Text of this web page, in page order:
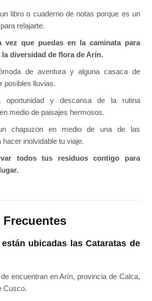
libro o cuaderno de notas porque es un
relajarte.
vez que puedas en la caminata para
diversidad de flora de Arín.
de aventura y alguna casaca de
posibles lluvias.
oportunidad y descansa de la rutina
medio de paisajes hermosos.
chapuzón en medio de una de las
hacer inolvidable tu viaje.
todos tus residuos contigo para
ubicadas las Cataratas de
encuentran en Arín, provincia de Calca,
Cusco.